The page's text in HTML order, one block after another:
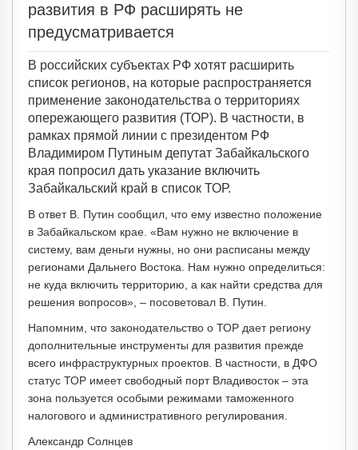
развития в РФ расширять не
предусматривается
В российских субъектах РФ хотят расширить
список регионов, на которые распространяется
применение законодательства о территориях
опережающего развития (ТОР). В частности, в
рамках прямой линии с президентом РФ
Владимиром Путиным депутат Забайкальского
края попросил дать указание включить
Забайкальский край в список ТОР.
В ответ В. Путин сообщил, что ему известно положение
в Забайкальском крае. «Вам нужно не включение в
систему, вам деньги нужны, но они расписаны между
регионами Дальнего Востока. Нам нужно определиться:
не куда включить территорию, а как найти средства для
решения вопросов», – посоветовал В. Путин.
Напомним, что законодательство о ТОР дает региону
дополнительные инструменты для развития прежде
всего инфраструктурных проектов. В частности, в ДФО
статус ТОР имеет свободный порт Владивосток – эта
зона пользуется особыми режимами таможенного
налогового и административного регулирования.
Александр Солнцев